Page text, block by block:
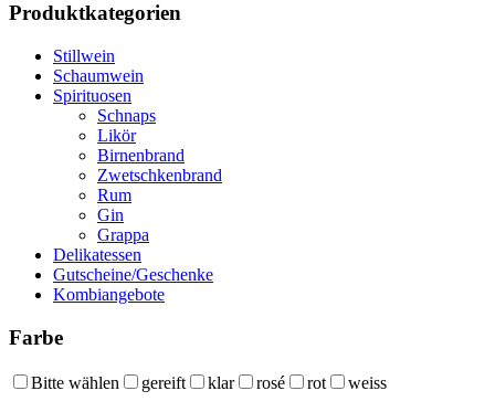
Produktkategorien
Stillwein
Schaumwein
Spirituosen
Schnaps
Likör
Birnenbrand
Zwetschkenbrand
Rum
Gin
Grappa
Delikatessen
Gutscheine/Geschenke
Kombiangebote
Farbe
Bitte wählen gereift klar rosé rot weiss